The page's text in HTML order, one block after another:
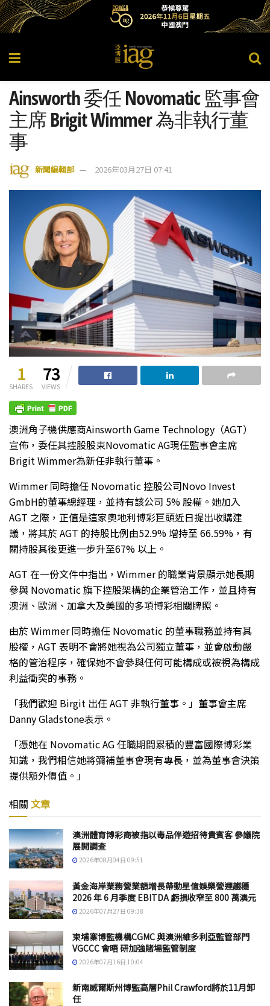
Ainsworth 委任 Novomatic 監事會
主席 Brigit Wimmer 為非執行董
事
新聞編輯部 2026年03月27日 07:41
1
SHARES
73
VIEWS
澳洲角子機供應商Ainsworth Game Technology（AGT）
宣佈，委任其控股股東Novomatic AG現任監事會主席
Brigit Wimmer為新任非執行董事。
Wimmer 同時擔任 Novomatic 控股公司Novo Invest
GmbH的董事總經理，並持有該公司 5% 股權。她加入
AGT 之際，正值是這家奧地利博彩巨頭近日提出收購建
議，將其於 AGT 的持股比例由52.9% 增持至 66.59%，有
關持股其後更進一步升至67% 以上。
AGT 在一份文件中指出，Wimmer 的職業背景顯示她長期
參與 Novomatic 旗下控股架構的企業管治工作，並且持有
澳洲、歐洲、加拿大及美國的多項博彩相關牌照。
由於 Wimmer 同時擔任 Novomatic 的董事職務並持有其
股權，AGT 表明不會將她視為公司獨立董事，並會啟動嚴
格的管治程序，確保她不會參與任何可能構成或被視為構成
利益衝突的事務。
「我們歡迎 Birgit 出任 AGT 非執行董事。」董事會主席
Danny Gladstone表示。
「憑她在 Novomatic AG 任職期間累積的豐富國際博彩業
知識，我們相信她將彌補董事會現有專長，並為董事會決策
提供額外價值。」
相關 文章
澳洲體育博彩商被指以毒品伴遊招待貴賓客 參議院
展開調查
2026年08月04日 09:51
黃金海岸業務營業額增長帶動星億娛樂營運趨穩
2026 年 6 月季度 EBITDA 虧損收窄至 800 萬澳元
2026年07月27日 09:38
柬埔寨博監機構CGMC 與澳洲維多利亞監管部門
VGCCC 會晤 研加強賭場監管制度
2026年07月16日 10:04
新南威爾斯州博監高層Phil Crawford將於11月卸
任